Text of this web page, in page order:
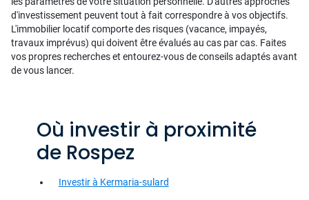
d'investissement peuvent tout à fait correspondre à vos objectifs.
L'immobilier locatif comporte des risques (vacance, impayés,
travaux imprévus) qui doivent être évalués au cas par cas. Faites
vos propres recherches et entourez-vous de conseils adaptés avant
de vous lancer.
Où investir à proximité
de Rospez
Investir à Kermaria-sulard